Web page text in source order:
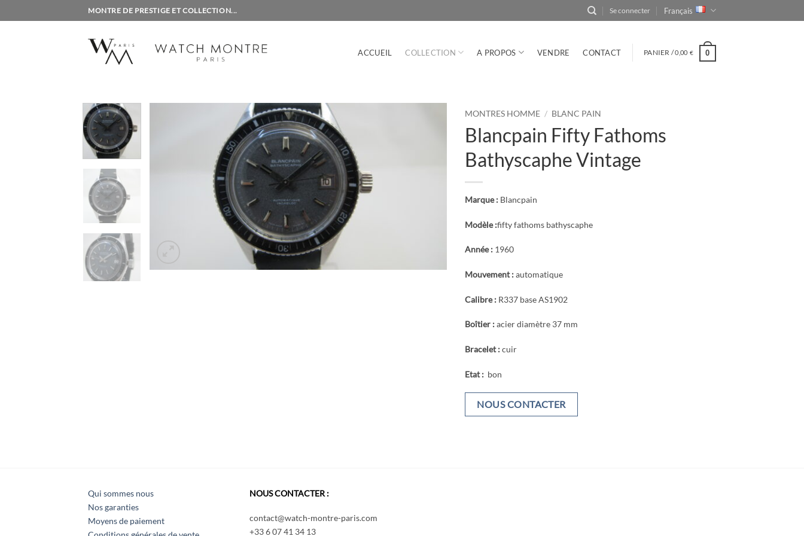
au
MONTRE DE PRESTIGE ET COLLECTION... Se connecter Français
ACCUEIL COLLECTION A PROPOS VENDRE CONTACT PANIER /0,00 € 0
MONTRES HOMME / BLANC PAIN
Blancpain Fifty Fathoms
Bathyscaphe Vintage
Marque : Blancpain
Modèle :fifty fathoms bathyscaphe
Année : 1960
Mouvement :automatique
Calibre : R337 base AS1902
Boîtier :acier diamètre 37 mm
Bracelet :cuir
Etat : bon
NOUS CONTACTER
Qui sommes nous
Nos garanties
Moyens de paiement
NOUS CONTACTER :
contact@watch-montre-paris.com
+33 6 07 41 34 13